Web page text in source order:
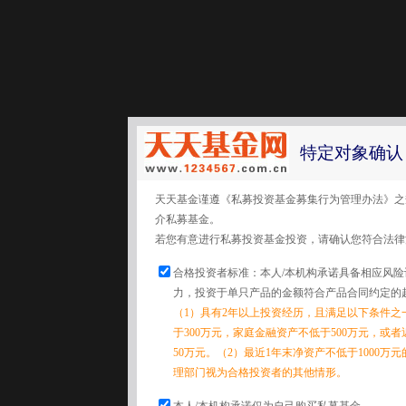
特定对象确认
天天基金谨遵《私募投资基金募集行为管理办法》
介私募基金。
若您有意进行私募投资基金投资，请确认您符合法
合格投资者标准：本人/本机构承诺具备相应风
力，投资于单只产品的金额符合产品合同约定的
（1）具有2年以上投资经历，且满足以下条件
于300万元，家庭金融资产不低于500万元，或
50万元。（2）最近1年末净资产不低于1000万
理部门视为合格投资者的其他情形。